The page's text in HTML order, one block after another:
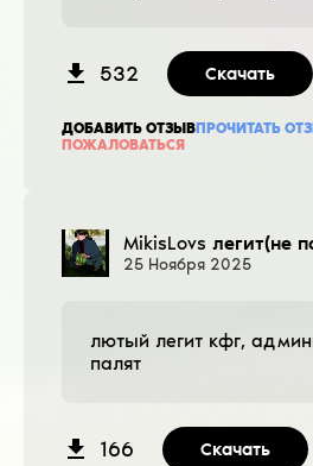
532 Скачать
ДОБАВИТЬ ОТЗЫВПРОЧИТАТЬ
ПОЖАЛОВАТЬСЯ
MikisLovs легит(не
25 Ноября 2025
лютый легит кфг,
палят
166 Скачать